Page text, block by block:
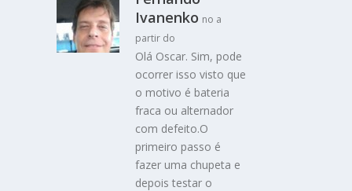
Ivanenko no a
partir do
Olá Oscar. Sim, pode
ocorrer isso visto que
o motivo é bateria
fraca ou alternador
com defeito.O
primeiro passo é
fazer uma chupeta e
depois testar o